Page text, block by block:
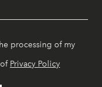
processing of my
Privacy Policy